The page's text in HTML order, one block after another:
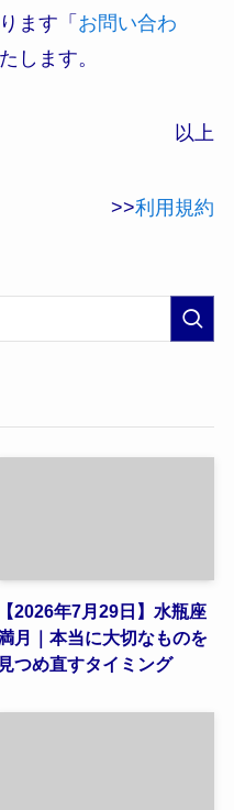
ます「 お問い合わ
します。
以上
>>利用規約
【2026年7月29日】水瓶座
月｜本当に大切なものを
見つめ直すタイミング